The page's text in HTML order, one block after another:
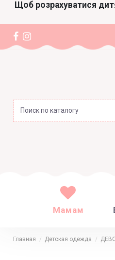
Щоб розрахуватися
Мамам
Главная Детская одежда